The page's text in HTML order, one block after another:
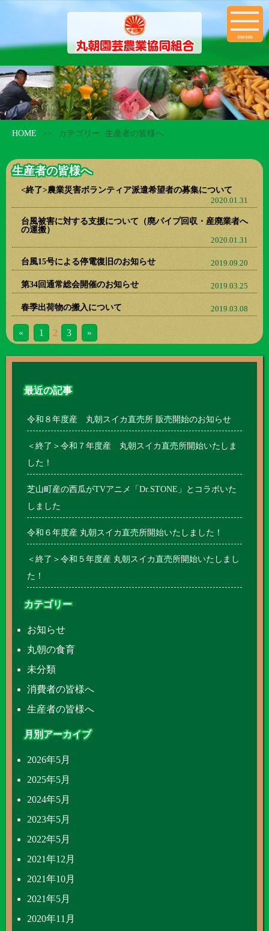
menu
HOME >> カテゴリー: 生産者の皆様へ
生産者の皆様へ
<終了>農業災害ボランティア派遣希望者の募集について
2020.01.31
台風被害に対する支援について（廃パイプ回収・産廃業者へ
の運搬）
2020.01.31
台風15号による停電復旧のお知らせ 2019.09.20
第34回通常総会開催のお知らせ 2019.03.25
春季出荷物の搬入について 2019.03.08
« 1 2 3 »
最近の記事
令和８年度産 丸朝スイカ直売所 販売開始のお知らせ
＜終了＞令和７年度産 丸朝スイカ直売所開始いたしま
した！
芝山町産の西瓜がTVアニメ「Dr.STONE」とコラボいた
しました
令和６年度産 丸朝スイカ直売所開始いたしました！
＜終了＞令和５年度産 丸朝スイカ直売所開始いたしまし
た！
カテゴリー
お知らせ
丸朝の食育
未分類
消費者の皆様へ
生産者の皆様へ
月別アーカイブ
2026年5月
2025年5月
2024年5月
2023年5月
2022年5月
2021年12月
2021年10月
2021年5月
2020年11月